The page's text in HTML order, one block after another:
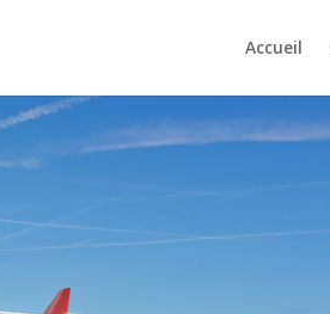
Accueil